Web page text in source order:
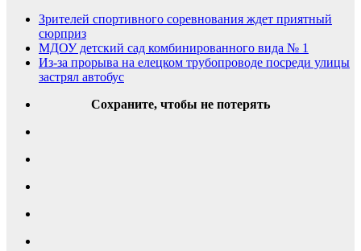
Зрителей спортивного соревнования ждет приятный
сюрприз
МДОУ детский сад комбинированного вида № 1
Из-за прорыва на елецком трубопроводе посреди улицы
застрял автобус
Сохраните, чтобы не потерять